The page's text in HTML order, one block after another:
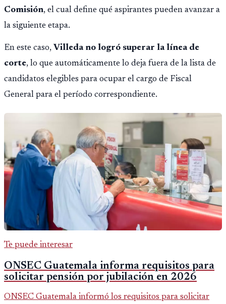
Comisión, el cual define qué aspirantes pueden avanzar a
la siguiente etapa.
En este caso, Villeda no logró superar la línea de
corte, lo que automáticamente lo deja fuera de la lista de
candidatos elegibles para ocupar el cargo de Fiscal
General para el período correspondiente.
Te puede interesar
ONSEC Guatemala informa requisitos para
solicitar pensión por jubilación en 2026
ONSEC Guatemala informó los requisitos para solicitar